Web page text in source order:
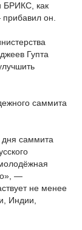
БРИКС, как
он.
Гупта
саммита
дня саммита
—
не менее
Индии,